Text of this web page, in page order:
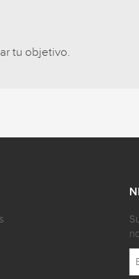
tu objetivo.